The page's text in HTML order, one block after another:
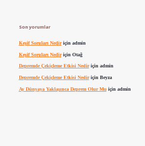
Son yorumlar
Keşif Soruları Nediriçin admin
Keşif Soruları Nediriçin Otağ
Depremde Çekiçleme Etkisi Nediriçin admin
Depremde Çekiçleme Etkisi Nediriçin Beyza
Ay Dünyaya Yaklaşınca Deprem Olur Mu için admin